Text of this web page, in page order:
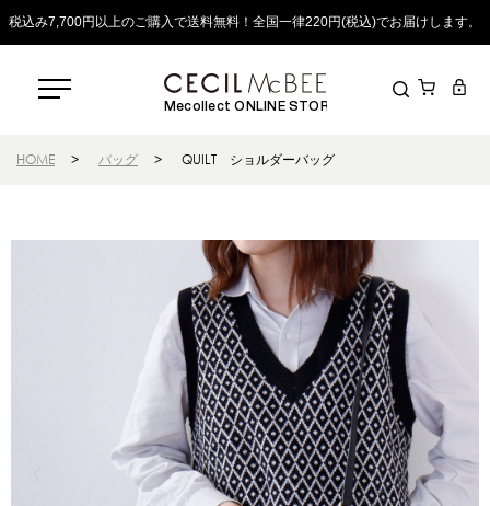
税込み7,700円以上のご購入で送料無料！全国一律220円(税込)でお届けします。
Mecollect ONLINE STORE
HOME > バッグ > QUILT ショルダーバッグ